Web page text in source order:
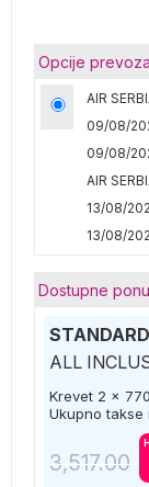
Opcije prevoza
AIR
09/08/
09/08/
AIR
13/08/
13/08/
Dostupne
ALL
Krevet 2 x
Ukupno takse
3,517.00